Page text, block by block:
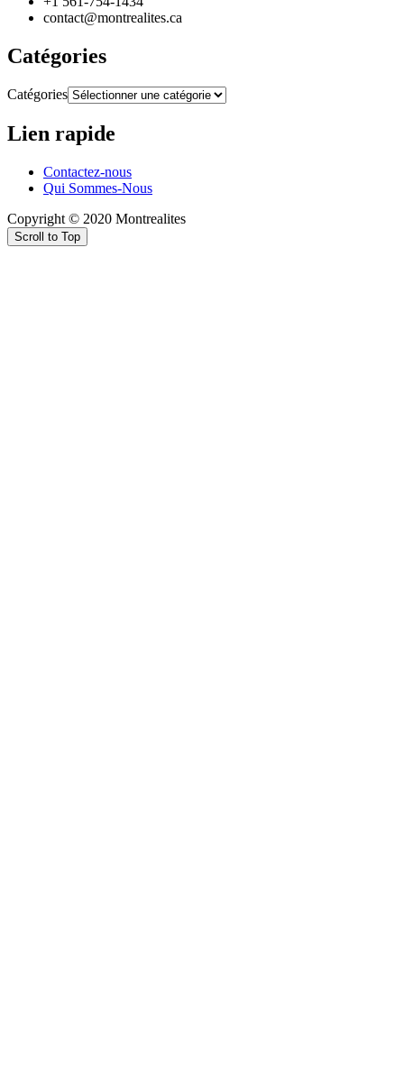
contact@montrealites.ca
Catégories
Catégories
Lien rapide
Contactez-nous
Qui Sommes-Nous
Copyright © 2020 Montrealites
Scroll to Top